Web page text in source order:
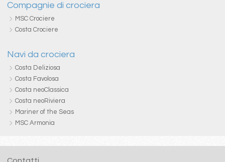
Compagnie di crociera
MSC Crociere
Costa Crociere
Navi da crociera
Costa Deliziosa
Costa Favolosa
Costa neoClassica
Costa neoRiviera
Mariner of the Seas
MSC Armonia